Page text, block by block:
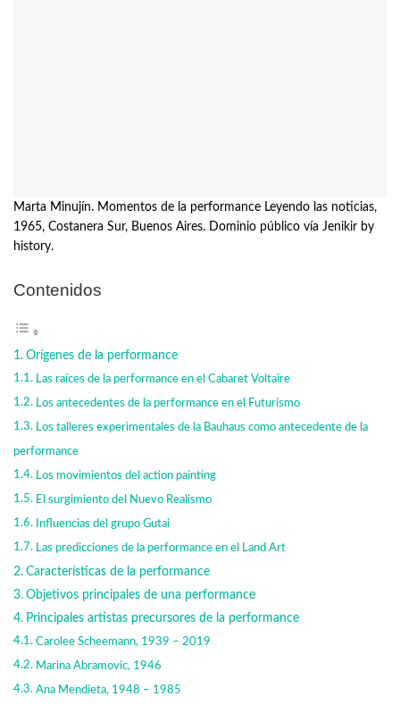
Marta Minujín. Momentos de la performance Leyendo las noticias,
1965, Costanera Sur, Buenos Aires. Dominio público vía Jenikir by
history.
Contenidos
Orígenes de la performance
Las raíces de la performance en el Cabaret Voltaire
Los antecedentes de la performance en el Futurismo
Los talleres experimentales de la Bauhaus como antecedente de la
performance
Los movimientos del action painting
El surgimiento del Nuevo Realismo
Influencias del grupo Gutai
Las predicciones de la performance en el Land Art
Características de la performance
Objetivos principales de una performance
Principales artistas precursores de la performance
Carolee Scheemann, 1939 – 2019
Marina Abramovic, 1946
Ana Mendieta, 1948 – 1985